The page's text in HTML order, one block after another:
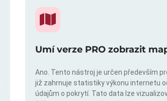
Umí verze PRO zobrazit
Ano. Tento nástroj je určen především
již zahrnuje statistiky výkonu internetu
údajům o pokrytí. Tato data lze